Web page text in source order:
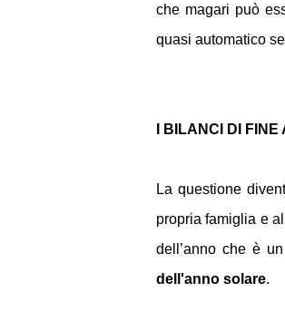
che magari può
quasi automatico
I BILANCI DI FINE
La questione
propria famiglia e
dell’anno che è un
dell'anno solare.